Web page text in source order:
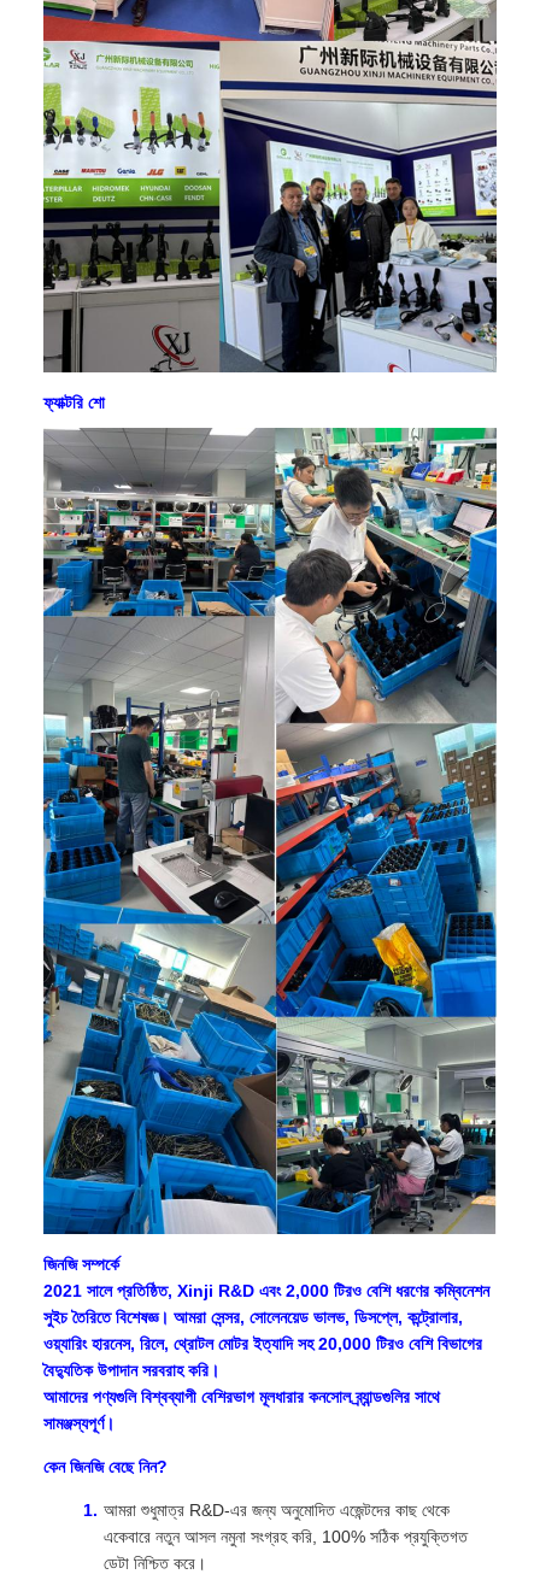
ফ্যাক্টরি শো
জিনজি সম্পর্কে
2021 সালে প্রতিষ্ঠিত, Xinji R&D এবং 2,000 টিরও বেশি ধরণের কম্বিনেশন
সুইচ তৈরিতে বিশেষজ্ঞ। আমরা সেন্সর, সোলেনয়েড ভালভ, ডিসপ্লে, কন্ট্রোলার,
ওয়্যারিং হারনেস, রিলে, থ্রোটল মোটর ইত্যাদি সহ 20,000 টিরও বেশি বিভাগের
বৈদ্যুতিক উপাদান সরবরাহ করি।
আমাদের পণ্যগুলি বিশ্বব্যাপী বেশিরভাগ মূলধারার কনসোল ব্র্যান্ডগুলির সাথে
সামঞ্জস্যপূর্ণ।
কেন জিনজি বেছে নিন?
আমরা শুধুমাত্র R&D-এর জন্য অনুমোদিত এজেন্টদের কাছ থেকে
একেবারে নতুন আসল নমুনা সংগ্রহ করি, 100% সঠিক প্রযুক্তিগত
ডেটা নিশ্চিত করে।